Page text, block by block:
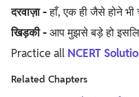
दरवाज़ा -हाँ, एक ही जैसे होने भी
खिड़की -आप मुझसे बड़े हो
Practice all NCERT
Related Chapters